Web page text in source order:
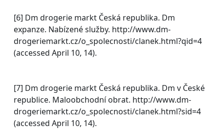
[6] Dm drogerie markt Česká republika. Dm
expanze. Nabízené služby. http://www.dm-
drogeriemarkt.cz/o_spolecnosti/clanek.html?qid=4
(accessed April 10, 14).
[7] Dm drogerie markt Česká republika. Dm v České
republice. Maloobchodní obrat. http://www.dm-
drogeriemarkt.cz/o_spolecnosti/clanek.html?sid=4
(accessed April 10, 14).